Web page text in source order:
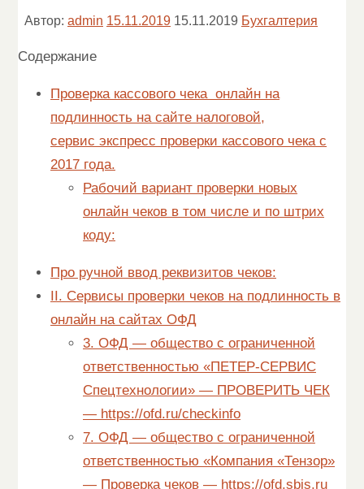
Автор: admin 15.11.2019 15.11.2019 Бухгалтерия
Содержание
Проверка кассового чека онлайн на
подлинность на сайте налоговой,
сервис экспресс проверки кассового чека с
2017 года.
Рабочий вариант проверки новых
онлайн чеков в том числе и по штрих
коду:
Про ручной ввод реквизитов чеков:
II. Сервисы проверки чеков на подлинность в
онлайн на сайтах ОФД
3. ОФД — общество с ограниченной
ответственностью «ПЕТЕР-СЕРВИС
Спецтехнологии» — ПРОВЕРИТЬ ЧЕК
— https://ofd.ru/checkinfo
7. ОФД — общество с ограниченной
ответственностью «Компания «Тензор»
— Проверка чеков — https://ofd.sbis.ru